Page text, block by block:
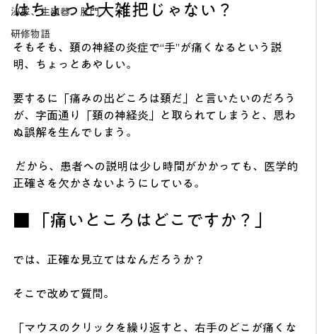
泌尿、生殖器、肛門
研修物語
はちょっと大雑把じゃない？
そもそも、頚の神経の炎症で“手”が痛くなるという説
明、ちょっとあやしい。
要するに「痛みの出どころは頚だ」と言いたいのだろう
が、字面通り「頚の神経炎」と取られてしまうと、思わ
ぬ誤解を生んでしまう。
正確さを欠かさないようにしている。
■ 「痛いところはどこですか？」
では、正確な見立てはなんだろうか？
そこで改めて質問。
「マウスのクリックを繰り返すと、右手のどこが痛くな